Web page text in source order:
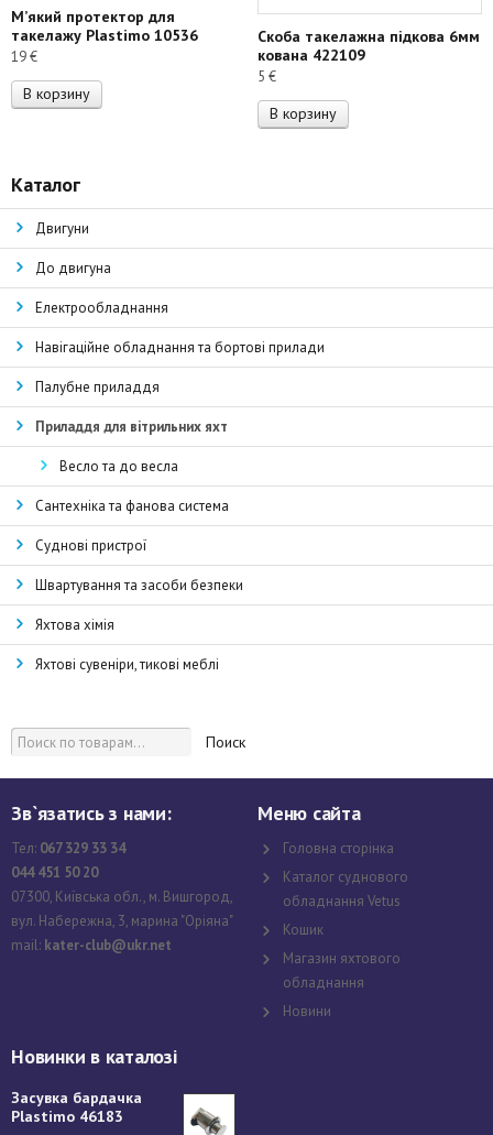
М’який протектор для
такелажу Plastimo 10536
19€
В корзину
Скоба такелажна підкова 6мм
кована 422109
5 €
В корзину
Каталог
Двигуни
До двигуна
Електрообладнання
Навігаційне обладнання та бортові прилади
Палубне приладдя
Приладдя для вітрильних яхт
Весло та до весла
Сантехніка та фанова система
Суднові пристрої
Швартування та засоби безпеки
Яхтова хімія
Яхтові сувеніри, тикові меблі
Поиск
Зв`язатись з нами:
Тел: 067 329 33 34
044 451 50 20
07300, Київська обл., м. Вишгород,
вул. Набережна, 3, марина "Оріяна"
mail: kater-club@ukr.net
Меню сайта
Головна сторінка
Каталог суднового
обладнання Vetus
Кошик
Магазин яхтового
обладнання
Новини
Новинки в каталозі
Засувка бардачка
Plastimo 46183